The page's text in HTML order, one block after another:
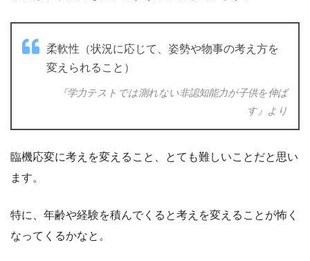
柔軟性（状況に応じて、姿勢や物事の考え方を
変えられること）
『学力テストでは測れない非認知能力が子供を伸ば
す』より
臨機応変に考えを変えること、とても難しいことだと思い
ます。
特に、年齢や経験を積んでくると考えを変えることが怖く
なってくるかなと。